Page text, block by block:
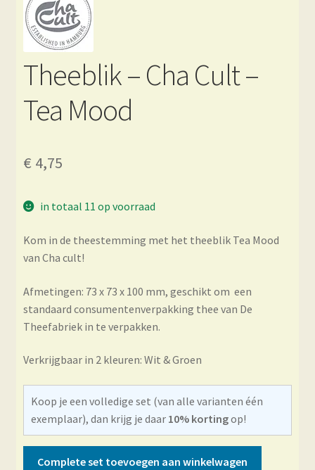
Theeblik – Cha Cult –
Tea Mood
€ 4,75
in totaal 11 op voorraad
Kom in de theestemming met het theeblik Tea Mood
van Cha cult!
Afmetingen: 73 x 73 x 100 mm, geschikt om een
standaard consumentenverpakking thee van De
Theefabriek in te verpakken.
Verkrijgbaar in 2 kleuren: Wit & Groen
Koop je een volledige set (van alle varianten één
exemplaar), dan krijg je daar 10% kortingop!
Complete set toevoegen aan winkelwagen